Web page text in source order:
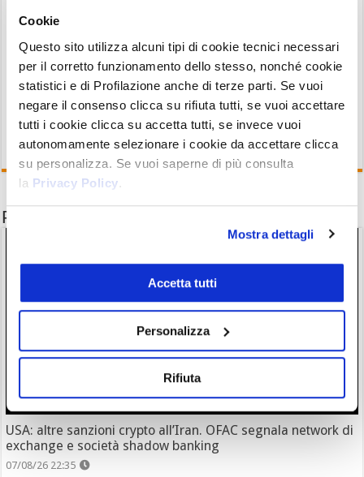
Cookie
Questo sito utilizza alcuni tipi di cookie tecnici necessari
per il corretto funzionamento dello stesso, nonché cookie
statistici e di Profilazione anche di terze parti. Se vuoi
negare il consenso clicca su rifiuta tutti, se vuoi accettare
tutti i cookie clicca su accetta tutti, se invece vuoi
autonomamente selezionare i cookie da accettare clicca
su personalizza. Se vuoi saperne di più consulta
la Privacy Policy.
Mostra dettagli
Accetta tutti
Personalizza
Rifiuta
quello tra
trova nella notizia di oggi una enorme e
significativa conferma.
Potrebbe interessarti anche
USA: altre sanzioni crypto all’Iran. OFAC segnala network di
exchange e società shadow banking
07/08/26 22:35